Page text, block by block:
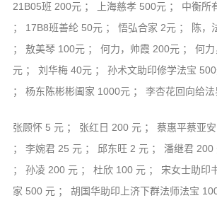
21B05班 200元 ； 上海慈孝 500元 ； 中衡所
； 17B8班善纶 50元 ； 悟弘合家 2元 ； 陈，
； 敖美琴 100元 ； 何力，帅霞 200元 ； 何
元 ； 刘华梅 40元 ； 孙术文助印修学法宝
； 杨东陈彬彬阖家 1000元 ； 李杏花回向给法
张顾怀 5 元 ； 张红日 200 元 ； 蔡惠平蔡亚
； 李婉君 25 元 ； 邱东旺 2 元 ； 潘继君
； 孙凌 200 元 ； 杜欣 100 元 ； 宋女士助印
家 500 元 ； 胡国华助印上济下群法师法宝